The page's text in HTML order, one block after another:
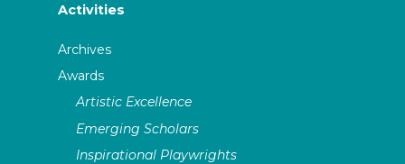
Activities
Archives
Awards
Artistic Excellence
Emerging Scholars
Inspirational Playwrights